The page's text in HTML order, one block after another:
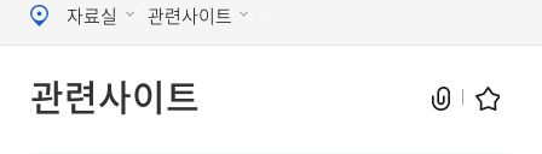
자료실 관련사이트
관련사이트